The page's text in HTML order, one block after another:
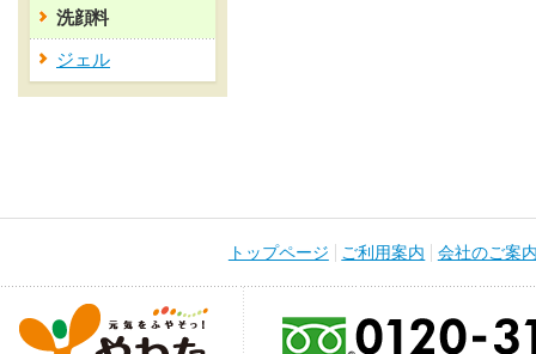
洗顔料
ジェル
トップページ ご利用案内 会社のご案